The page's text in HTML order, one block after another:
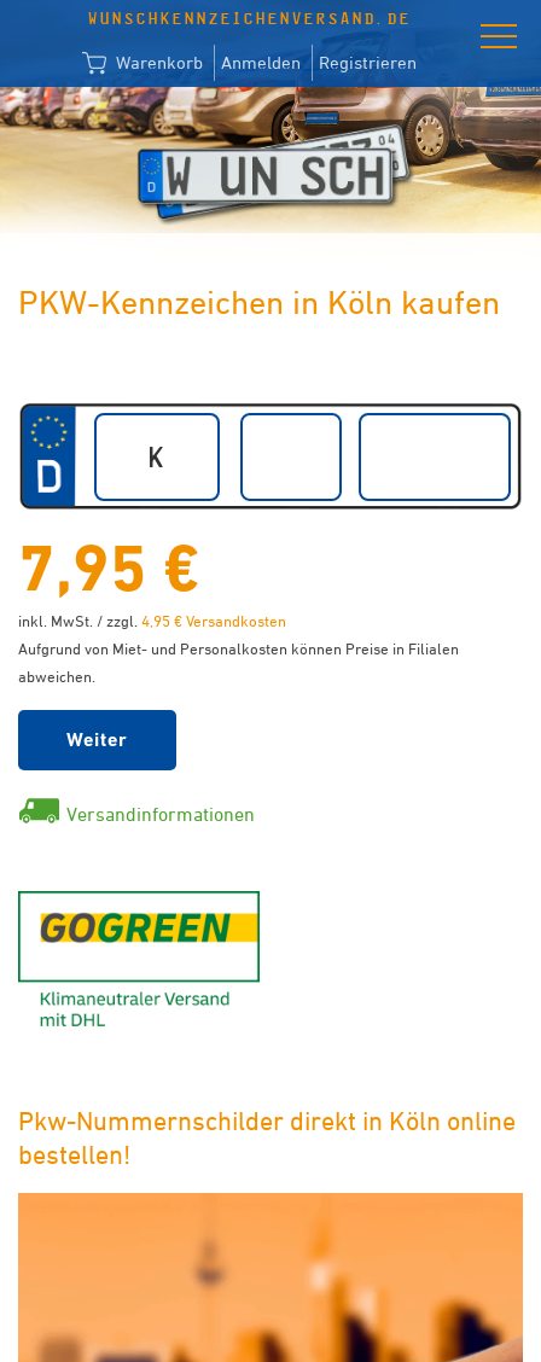
WUNSCHKENNZEICHENVERSAND.DE
Warenkorb Anmelden Registrieren
PKW-Kennzeichen in Köln kaufen
7,95 €
inkl. MwSt. / zzgl. 4,95 € Versandkosten
Aufgrund von Miet- und Personalkosten können Preise in Filialen
abweichen.
Weiter
Versandinformationen
Pkw-Nummernschilder direkt in Köln online
bestellen!